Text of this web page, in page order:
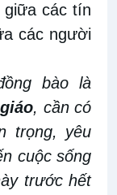
giữa các tín
các người
bào là
, cần có
trọng, yêu
cuộc sống
trước hết